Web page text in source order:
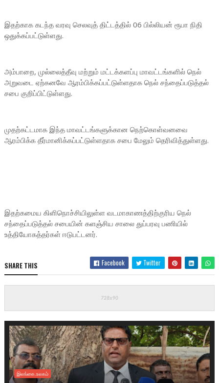
இதற்காக கடந்த வரவு செலவுத் திட்டத்தில் 06 பில்லியன் ரூபா நிதி
ஒதுக்கப்பட்டுள்ளது.
அம்பாறை, முல்லைத்தீவு மற்றும் மட்டக்களப்பு மாவட்டங்களில் நெல்
அறுவடை ஏற்கனவே ஆரம்பிக்கப்பட்டுள்ளதாக நெல் சந்தைப்படுத்தல்
சபை குறிப்பிட்டுள்ளது.
முதற்கட்டமாக இந்த மாவட்டங்களுக்கான நெற்கொள்வனவை
ஆரம்பிக்க தீர்மானிக்கப்பட்டுள்ளதாக சபை மேலும் தெரிவித்துள்ளது.
இதற்கமைய கிளிநொச்சியிலுள்ள வடமாகாணத்திற்குரிய நெல்
சந்தைப்படுத்தல் சபையின் களஞ்சிய சாலை துப்பரவு பணியில்
உத்தியோகத்தர்கள் ஈடுபட்டனர்.
SHARE THIS Facebook Twitter
இலங்கை.உலகம்